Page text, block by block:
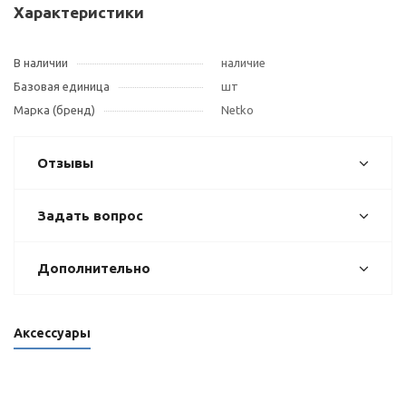
Характеристики
В наличии
наличие
Базовая единица
шт
Марка (бренд)
Netko
Отзывы
Задать вопрос
Дополнительно
Аксессуары